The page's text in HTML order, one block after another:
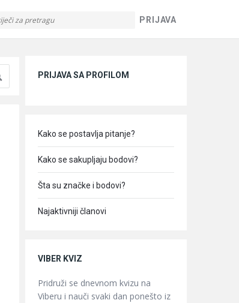
PRIJAVA
PRIJAVA SA PROFILOM
Kako se postavlja pitanje?
Kako se sakupljaju bodovi?
Šta su značke i bodovi?
Najaktivniji članovi
VIBER KVIZ
Pridruži se dnevnom kvizu na
Viberu i nauči svaki dan ponešto iz